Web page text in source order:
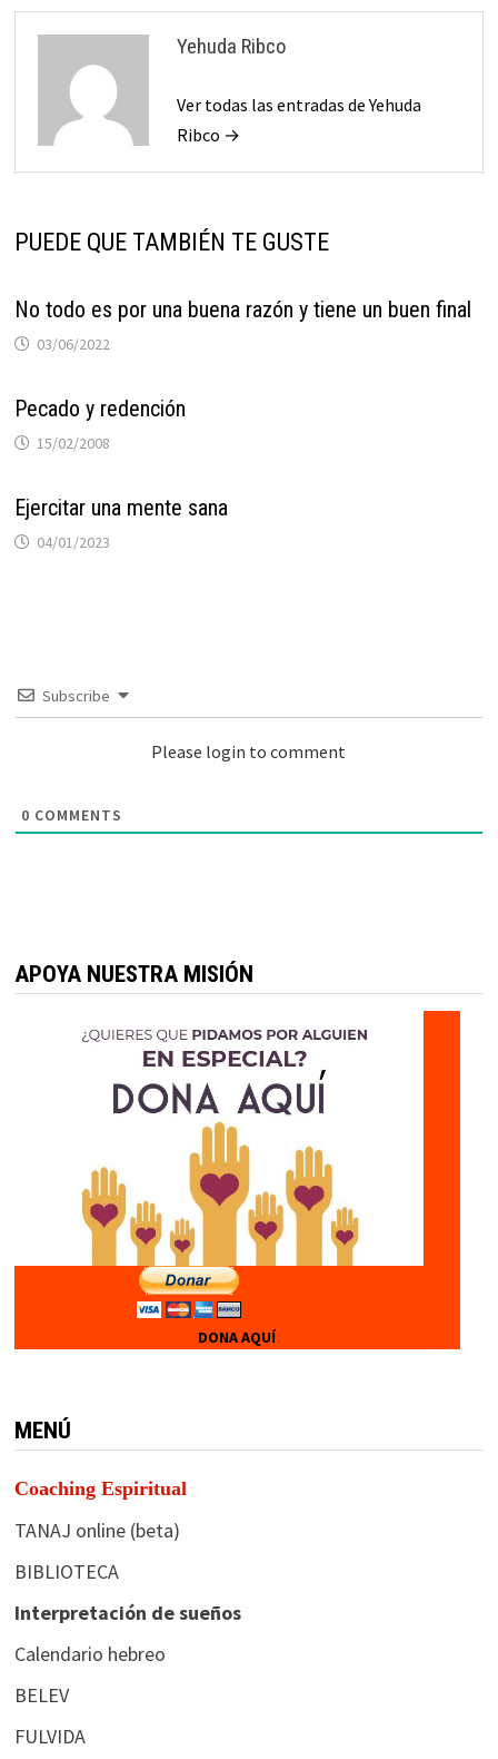
Yehuda Ribco
Ver todas las entradas de Yehuda
Ribco →
PUEDE QUE TAMBIÉN TE GUSTE
No todo es por una buena razón y tiene un buen final
03/06/2022
Pecado y redención
15/02/2008
Ejercitar una mente sana
04/01/2023
Subscribe
Please login to comment
0 COMMENTS
APOYA NUESTRA MISIÓN
DONA AQUÍ
MENÚ
Coaching Espiritual
TANAJ online (beta)
BIBLIOTECA
Interpretación de sueños
Calendario hebreo
BELEV
FULVIDA